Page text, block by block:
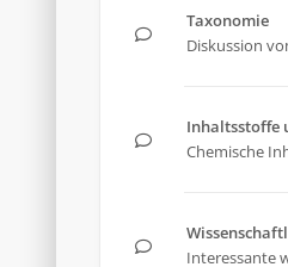
Taxonomie
Diskussion
Inhaltsstoffe
Chemische
Interessante